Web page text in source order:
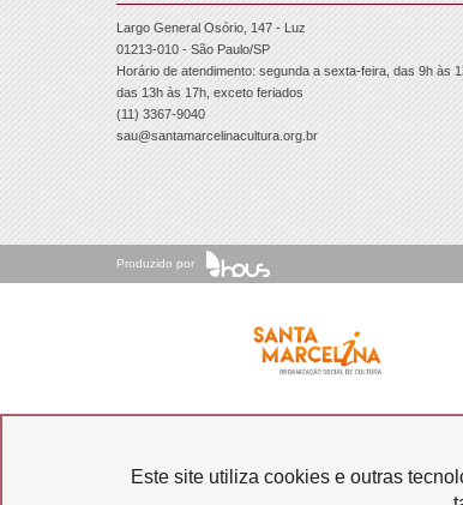
Largo General Osório, 147 - Luz
01213-010 - São Paulo/SP
Horário de atendimento: segunda a sexta-feira, das 9h às
das 13h às 17h, exceto feriados
(11) 3367-9040
sau@santamarcelinacultura.org.br
Produzido por
Ouvidoria
Este site utiliza cookies e outras